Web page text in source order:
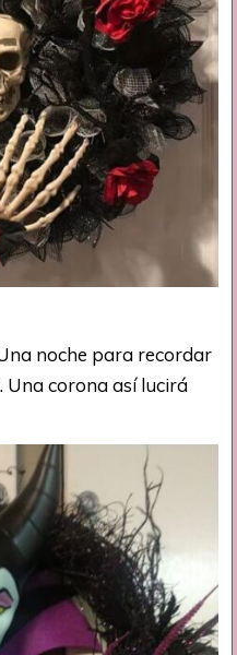
noche para recordar
Una corona así lucirá